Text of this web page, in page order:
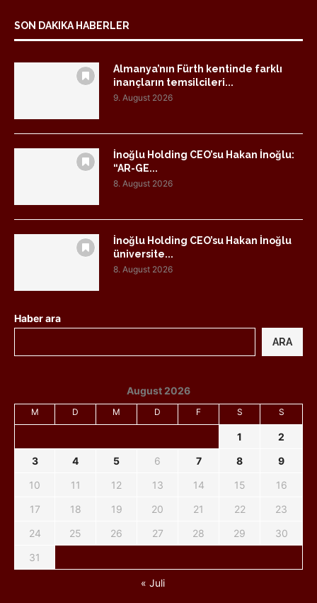
SON DAKIKA HABERLER
Almanya’nın Fürth kentinde farklı
inançların temsilcileri...
9. August 2026
İnoğlu Holding CEO’su Hakan İnoğlu:
“AR-GE...
8. August 2026
İnoğlu Holding CEO’su Hakan İnoğlu
üniversite...
8. August 2026
Haber ara
ARA
August 2026
M D M D F S S
1
2
3
4 5 6 7 8
9
10
11 12 13 14 15
16
17
18 19 20 21 22
23
24
25 26 27 28 29
30
31
« Juli